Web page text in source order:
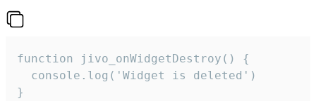
function jivo_onWidgetDestroy() {
  console.log('Widget is deleted')
}